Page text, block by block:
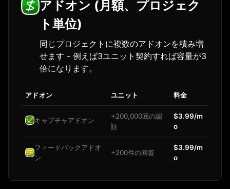
アドオン (月額、プロジェク
ト単位)
同じプロジェクトに複数のアドオンを積み増
せます - 例えば3ユニット契約すれば容量が3
倍になります。
アドオン ユニット 料金
キャプチャアドオン
+200,000回の認
証
$3.99/m
o
フィードバックアドオ
ン
+200件の回答
$3.99/m
o